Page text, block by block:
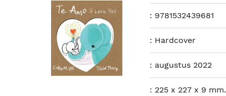
: 9781532439681
: Hardcover
: augustus 2022
: 225 x 227 x 9 mm.